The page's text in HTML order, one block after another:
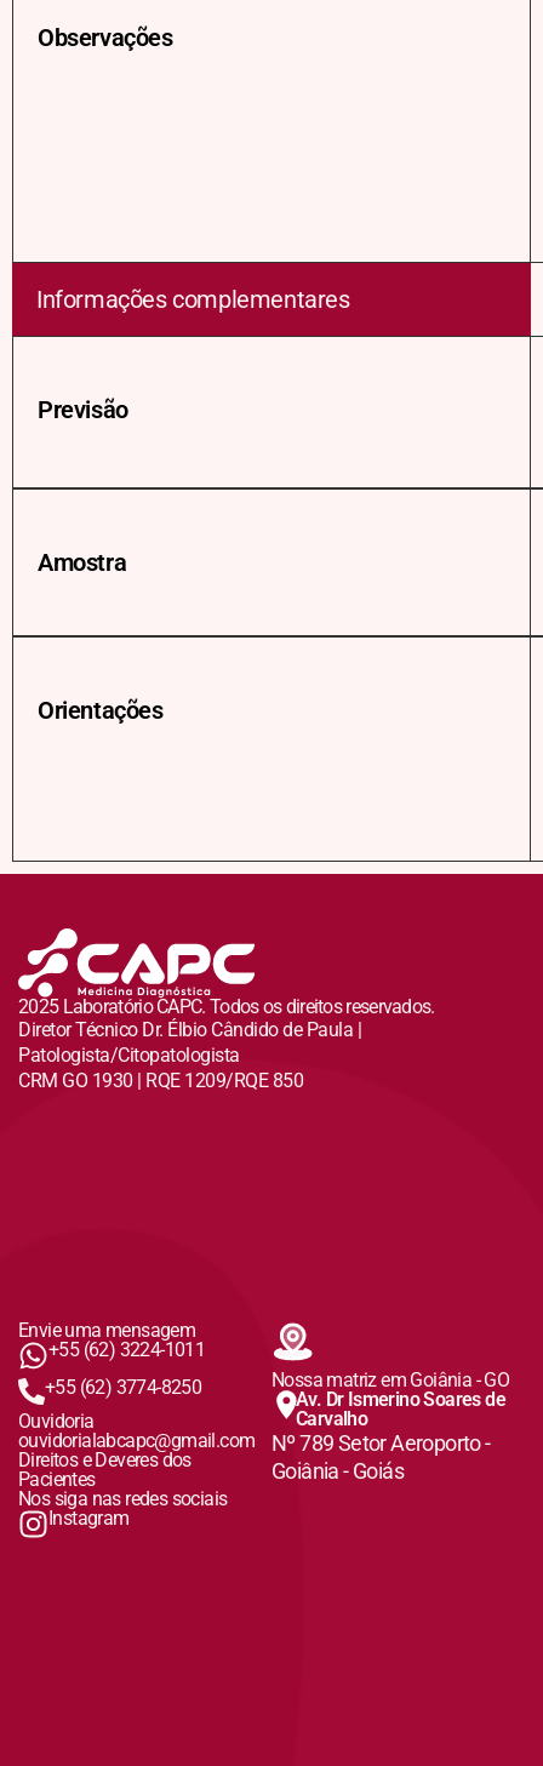
Observações
Informações complementares
Previsão
Amostra
Orientações
2025 Laboratório CAPC. Todos os direitos reservados.
Diretor Técnico Dr. Élbio Cândido de Paula |
Patologista/Citopatologista
CRM GO 1930 | RQE 1209/RQE 850
Envie uma mensagem
+55 (62) 3224-1011
+55 (62) 3774-8250
Ouvidoria
ouvidorialabcapc@gmail.com
Direitos e Deveres dos
Pacientes
Nos siga nas redes sociais
Instagram
Nossa matriz em Goiânia - GO
Av. Dr Ismerino Soares de
Carvalho
Nº 789 Setor Aeroporto -
Goiânia - Goiás